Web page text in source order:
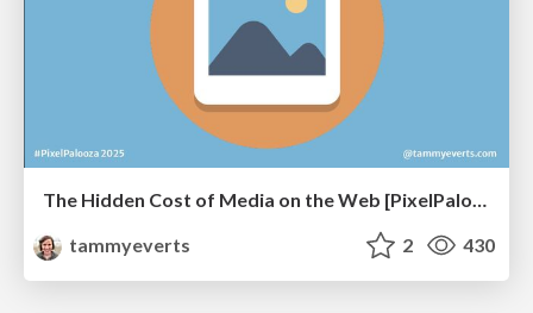
The Hidden Cost of Media on the Web [PixelPalooza 2025]
tammyeverts
2 430